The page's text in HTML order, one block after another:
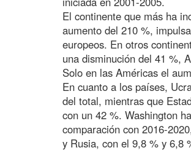
El continente que más ha
aumento del 210 %,
europeos. En otros
una disminución del 41 %,
Solo en las Américas el
En cuanto a los países,
del total, mientras que
con un 42 %. Washington
comparación con 2016-
y Rusia, con el 9,8 % y 6,8